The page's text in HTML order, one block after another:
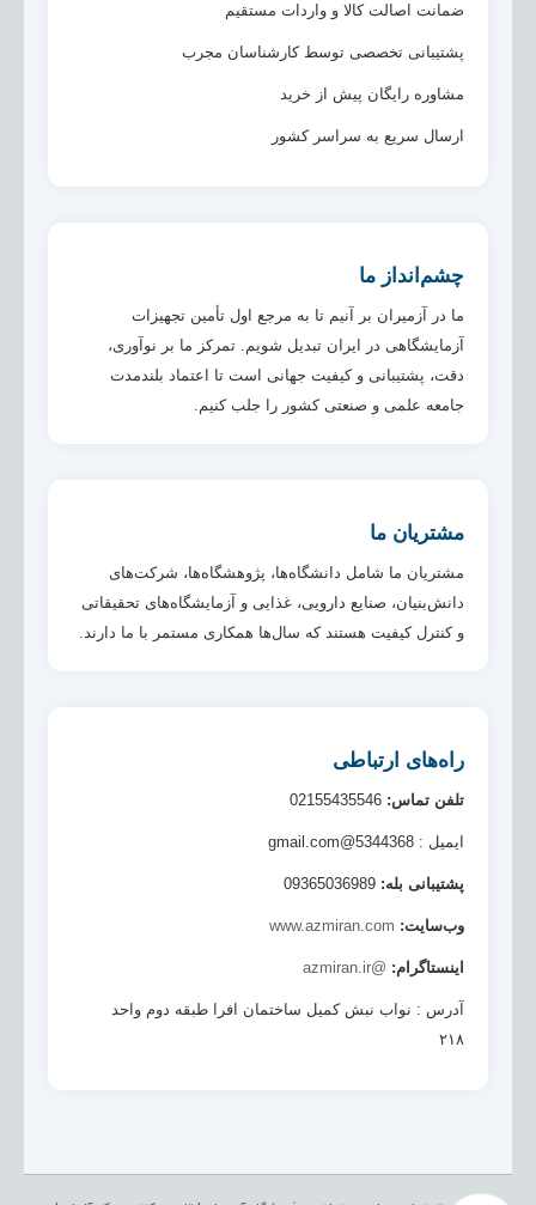
ضمانت اصالت کالا و واردات مستقیم
پشتیبانی تخصصی توسط کارشناسان مجرب
مشاوره رایگان پیش از خرید
ارسال سریع به سراسر کشور
چشم‌انداز ما
ما در آزمیران بر آنیم تا به مرجع اول تأمین تجهیزات
آزمایشگاهی در ایران تبدیل شویم. تمرکز ما بر نوآوری،
دقت، پشتیبانی و کیفیت جهانی است تا اعتماد بلندمدت
جامعه علمی و صنعتی کشور را جلب کنیم.
مشتریان ما
مشتریان ما شامل دانشگاه‌ها، پژوهشگاه‌ها، شرکت‌های
دانش‌بنیان، صنایع دارویی، غذایی و آزمایشگاه‌های تحقیقاتی
و کنترل کیفیت هستند که سال‌ها همکاری مستمر با ما دارند.
راه‌های ارتباطی
تلفن تماس:
ایمیل : 5344368@gmail.com
پشتیبانی بله:
وب‌سایت: www.azmiran.com
اینستاگرام: @azmiran.ir
آدرس : نواب نبش کمیل ساختمان افرا طبقه دوم واحد
۲۱۸